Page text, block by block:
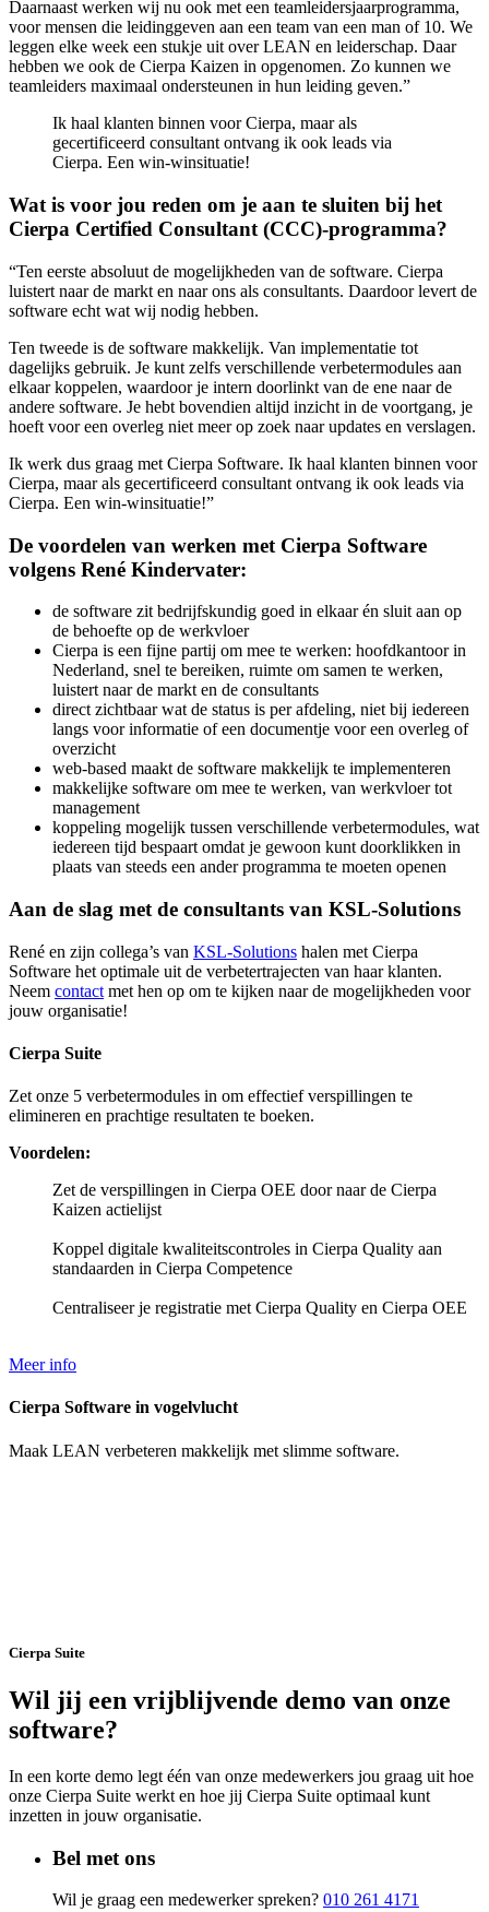
Daarnaast werken wij nu ook met een teamleidersjaarprogramma,
voor mensen die leidinggeven aan een team van een man of 10. We
leggen elke week een stukje uit over LEAN en leiderschap. Daar
hebben we ook de Cierpa Kaizen in opgenomen. Zo kunnen we
teamleiders maximaal ondersteunen in hun leiding geven.”
Ik haal klanten binnen voor Cierpa, maar als
gecertificeerd consultant ontvang ik ook leads via
Cierpa. Een win-winsituatie!
Wat is voor jou reden om je aan te sluiten bij het
Cierpa Certified Consultant (CCC)-programma?
“Ten eerste absoluut de mogelijkheden van de software. Cierpa
luistert naar de markt en naar ons als consultants. Daardoor levert de
software echt wat wij nodig hebben.
Ten tweede is de software makkelijk. Van implementatie tot
dagelijks gebruik. Je kunt zelfs verschillende verbetermodules aan
elkaar koppelen, waardoor je intern doorlinkt van de ene naar de
andere software. Je hebt bovendien altijd inzicht in de voortgang, je
hoeft voor een overleg niet meer op zoek naar updates en verslagen.
Ik werk dus graag met Cierpa Software. Ik haal klanten binnen voor
Cierpa, maar als gecertificeerd consultant ontvang ik ook leads via
Cierpa. Een win-winsituatie!”
De voordelen van werken met Cierpa Software
volgens René Kindervater:
de software zit bedrijfskundig goed in elkaar én sluit aan op
de behoefte op de werkvloer
Cierpa is een fijne partij om mee te werken: hoofdkantoor in
Nederland, snel te bereiken, ruimte om samen te werken,
luistert naar de markt en de consultants
direct zichtbaar wat de status is per afdeling, niet bij iedereen
langs voor informatie of een documentje voor een overleg of
overzicht
web-based maakt de software makkelijk te implementeren
makkelijke software om mee te werken, van werkvloer tot
management
koppeling mogelijk tussen verschillende verbetermodules, wat
iedereen tijd bespaart omdat je gewoon kunt doorklikken in
plaats van steeds een ander programma te moeten openen
Aan de slag met de consultants van KSL-Solutions
René en zijn collega’s van KSL-Solutions halen met Cierpa
Software het optimale uit de verbetertrajecten van haar klanten.
Neem contact met hen op om te kijken naar de mogelijkheden voor
jouw organisatie!
Cierpa Suite
Zet onze 5 verbetermodules in om effectief verspillingen te
elimineren en prachtige resultaten te boeken.
Voordelen:
Zet de verspillingen in Cierpa OEE door naar de Cierpa
Kaizen actielijst
Koppel digitale kwaliteitscontroles in Cierpa Quality aan
standaarden in Cierpa Competence
Centraliseer je registratie met Cierpa Quality en Cierpa OEE
Meer info
Cierpa Software in vogelvlucht
Maak LEAN verbeteren makkelijk met slimme software.
Cierpa Suite
Wil jij een vrijblijvende demo van onze
software?
In een korte demo legt één van onze medewerkers jou graag uit hoe
onze Cierpa Suite werkt en hoe jij Cierpa Suite optimaal kunt
inzetten in jouw organisatie.
Bel met ons
Wil je graag een medewerker spreken? 010 261 4171